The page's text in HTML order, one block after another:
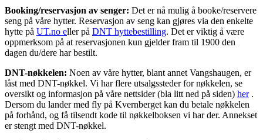
Booking/reservasjon av senger: Det er nå mulig å booke/reservere
seng på våre hytter. Reservasjon av seng kan gjøres via den enkelte
hytte på UT.no eller på DNT hyttebestilling. Det er viktig å være
oppmerksom på at reservasjonen kun gjelder fram til 1900 den
dagen du/dere har bestilt.
DNT-nøkkelen: Noen av våre hytter, blant annet Vangshaugen, er
låst med DNT-nøkkel. Vi har flere utsalgssteder for nøkkelen, se
oversikt og informasjon på våre nettsider (bla litt ned på siden) her.
Dersom du lander med fly på Kvernberget kan du betale nøkkelen
på forhånd, og få tilsendt kode til nøkkelboksen vi har der. Annekset
er stengt med DNT-nøkkel.